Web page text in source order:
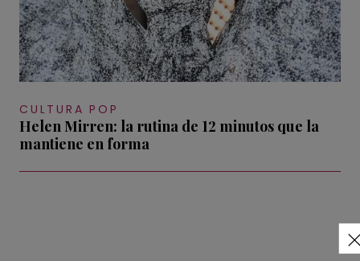
CULTURA POP
Helen Mirren: la rutina de 12 minutos que la
mantiene en forma